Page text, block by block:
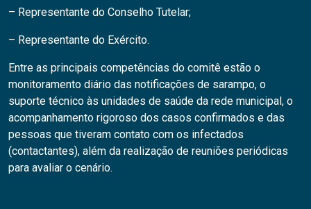
– Representante do Conselho Tutelar;
– Representante do Exército.
Entre as principais competências do comitê estão o
monitoramento diário das notificações de sarampo, o
suporte técnico às unidades de saúde da rede municipal, o
acompanhamento rigoroso dos casos confirmados e das
pessoas que tiveram contato com os infectados
(contactantes), além da realização de reuniões periódicas
para avaliar o cenário.